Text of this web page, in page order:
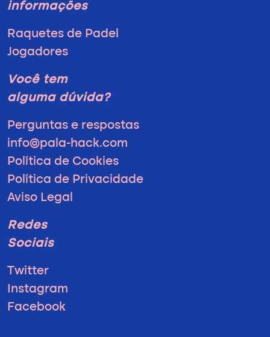
informações
Raquetes de Padel
Jogadores
Você tem
alguma dúvida?
Perguntas e respostas
info@pala-hack.com
Política de Cookies
Política de Privacidade
Aviso Legal
Redes
Sociais
Twitter
Instagram
Facebook